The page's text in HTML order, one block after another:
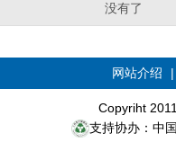
没有了
网站介绍
Copyriht
支持协办：中